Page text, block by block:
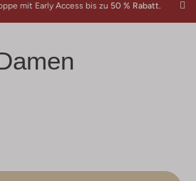
mit Early Access bis zu 50 % Rabatt.